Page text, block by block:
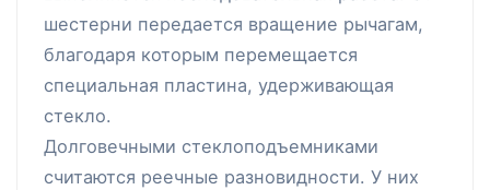
шестерни передается вращение рычагам,
благодаря которым перемещается
специальная пластина, удерживающая
стекло.
Долговечными стеклоподъемниками
считаются реечные разновидности. У них